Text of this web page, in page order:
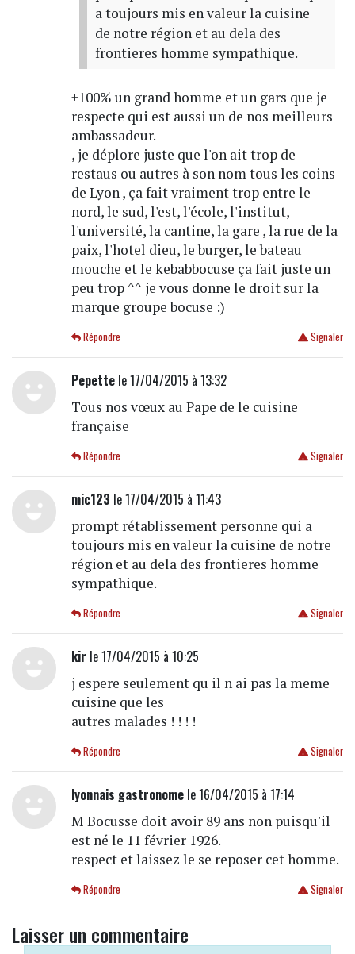
a toujours mis en valeur la cuisine
de notre région et au dela des
frontieres homme sympathique.
+100% un grand homme et un gars que je
respecte qui est aussi un de nos meilleurs
ambassadeur.
, je déplore juste que l'on ait trop de
restaus ou autres à son nom tous les coins
de Lyon , ça fait vraiment trop entre le
nord, le sud, l'est, l'école, l'institut,
l'université, la cantine, la gare , la rue de la
paix, l'hotel dieu, le burger, le bateau
mouche et le kebabbocuse ça fait juste un
peu trop ^^ je vous donne le droit sur la
marque groupe bocuse :)
Signaler
Répondre
Pepettele 17/04/2015 à 13:32
Tous nos vœux au Pape de le cuisine
française
Signaler
Répondre
mic123 le 17/04/2015 à 11:43
prompt rétablissement personne qui a
toujours mis en valeur la cuisine de notre
région et au dela des frontieres homme
sympathique.
Signaler
Répondre
kir le 17/04/2015 à 10:25
j espere seulement qu il n ai pas la meme
cuisine que les
autres malades ! ! ! !
Signaler
Répondre
lyonnais gastronomele 16/04/2015 à 17:14
M Bocusse doit avoir 89 ans non puisqu'il
est né le 11 février 1926.
respect et laissez le se reposer cet homme.
Signaler
Répondre
Laisser un commentaire